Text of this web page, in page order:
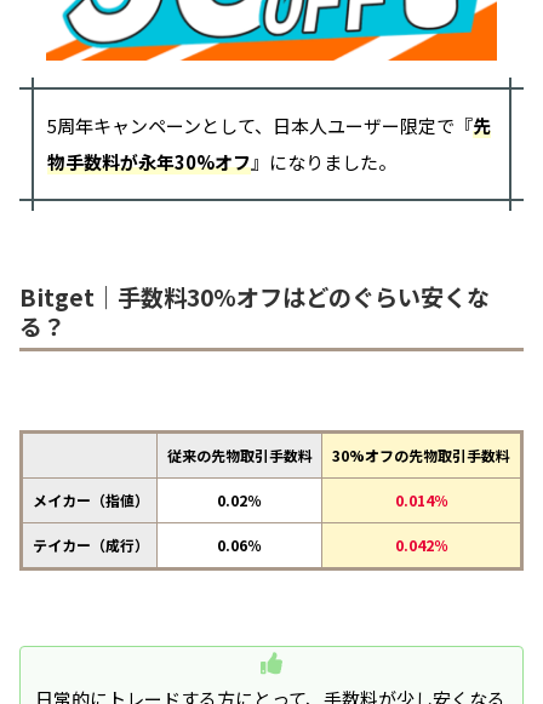
5周年キャンペーンとして、日本人ユーザー限定で『先
物手数料が永年30%オフ』になりました。
Bitget｜手数料30%オフはどのぐらい安くな
る？
従来の先物取引手数料 30%オフの先物取引手数料
メイカー（指値） 0.02％ 0.014％
テイカー（成行） 0.06％ 0.042％
日常的にトレードする方にとって、手数料が少し安くなる